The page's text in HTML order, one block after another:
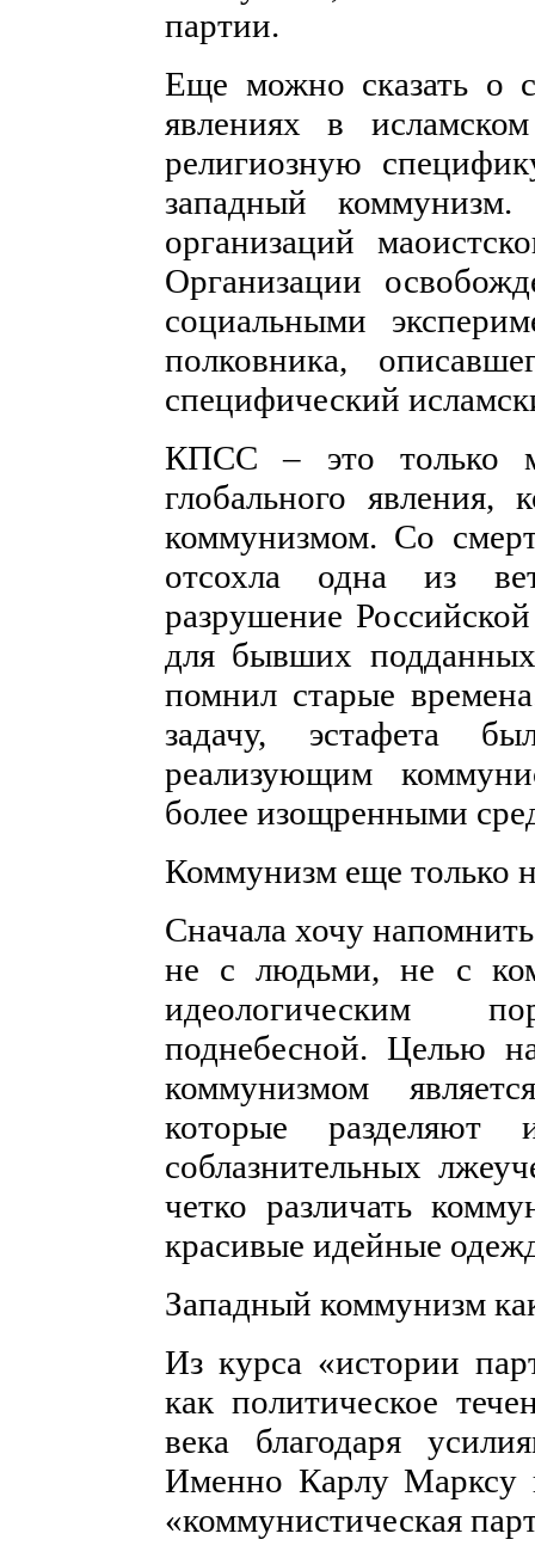
партии.
Еще можно сказать о
явлениях в
религиозную
западный
организаций
Организации
социальными
полковника,
специфический
КПСС – это только
глобального явления,
коммунизмом. Со
отсохла одна из
разрушение
для бывших
помнил старые
задачу, эстафета
реализующим
более изощренными
Коммунизм еще только
Сначала хочу
не с людьми, не с
идеологическим
поднебесной. Целью
коммунизмом
которые разделяют
соблазнительных
четко различать
красивые идейные
Западный коммунизм
Из курса «истории
как политическое
века благодаря
Именно Карлу Марксу
«коммунистическая